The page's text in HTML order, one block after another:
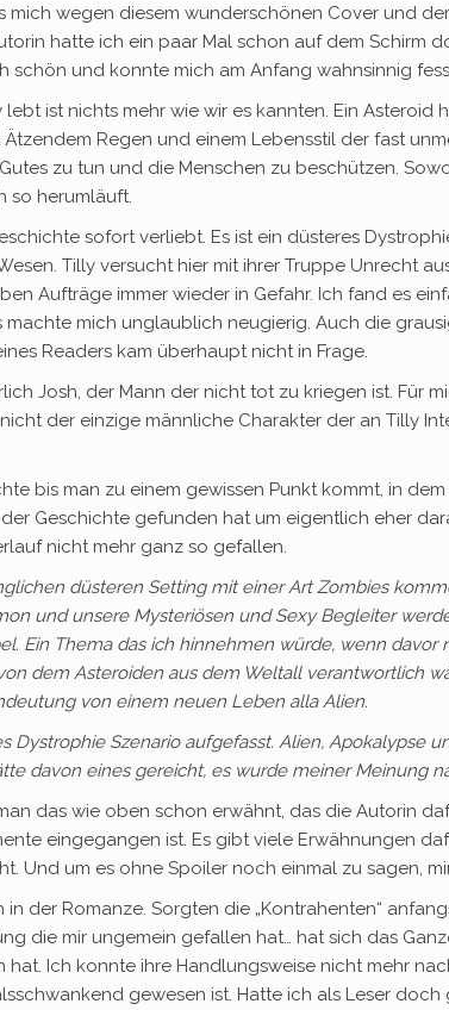
mich wegen diesem wunderschönen Cover und
hatte ich ein paar Mal schon auf dem Schirm
schön und konnte mich am Anfang wahnsinnig
lebt ist nichts mehr wie wir es kannten. Ein
Regen und einem Lebensstil der fast
zu tun und die Menschen zu beschützen.
so herumläuft.
sofort verliebt. Es ist ein düsteres
Tilly versucht hier mit ihrer Truppe Unrecht
Aufträge immer wieder in Gefahr. Ich fand es
machte mich unglaublich neugierig. Auch die
Readers kam überhaupt nicht in Frage.
Josh, der Mann der nicht tot zu kriegen ist. Für
der einzige männliche Charakter der an Tilly
bis man zu einem gewissen Punkt kommt, in
Geschichte gefunden hat um eigentlich eher
nicht mehr ganz so gefallen.
düsteren Setting mit einer Art Zombies
und unsere Mysteriösen und Sexy Begleiter
Ein Thema das ich hinnehmen würde, wenn davor
dem Asteroiden aus dem Weltall verantwortlich
von einem neuen Leben alla Alien.
Dystrophie Szenario aufgefasst. Alien, Apokalypse
davon eines gereicht, es wurde meiner Meinung
das wie oben schon erwähnt, das die Autorin
eingegangen ist. Es gibt viele Erwähnungen
Und um es ohne Spoiler noch einmal zu sagen,
in der Romanze. Sorgten die „Kontrahenten“
die mir ungemein gefallen hat… hat sich das
Ich konnte ihre Handlungsweise nicht mehr
gewesen ist. Hatte ich als Leser doch